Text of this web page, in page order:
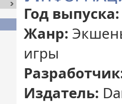
Год выпуска:
Жанр:
игры
Издатель: